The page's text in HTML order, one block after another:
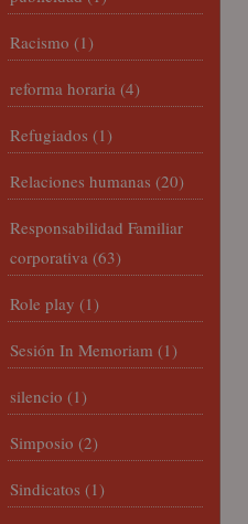
Racismo (1)
reforma horaria (4)
Refugiados (1)
Relaciones humanas (20)
Responsabilidad Familiar
corporativa (63)
Role play (1)
Sesión In Memoriam (1)
silencio (1)
Simposio (2)
Sindicatos (1)